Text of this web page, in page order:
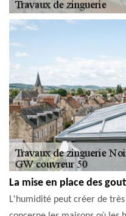
La mise en place des
L'humidité peut créer de